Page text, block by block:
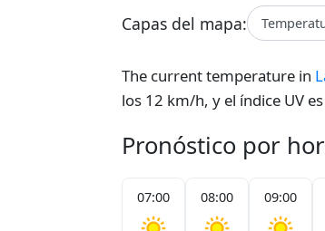
Capas del mapa:
The current temperature in
los 12 km/h, y el índice UV
Pronóstico por
07:00 08:00 09:00